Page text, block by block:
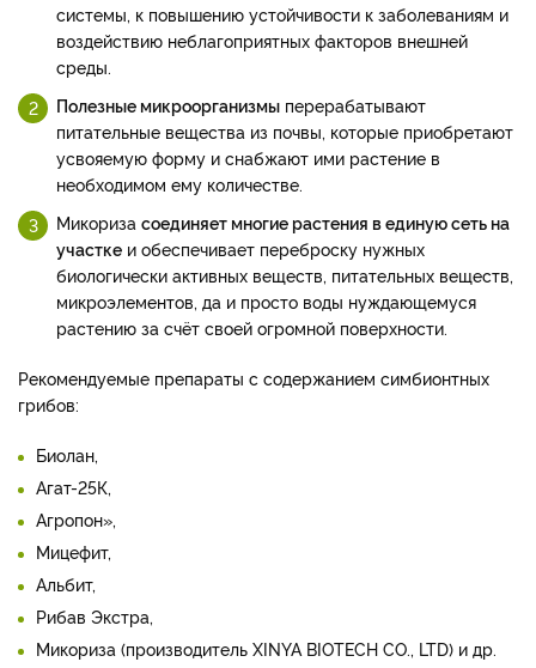
системы, к повышению устойчивости к заболеваниям и
воздействию неблагоприятных факторов внешней
среды.
Полезные микроорганизмы перерабатывают
питательные вещества из почвы, которые приобретают
усвояемую форму и снабжают ими растение в
необходимом ему количестве.
Микориза соединяет многие растения в единую сеть на
участке и обеспечивает переброску нужных
биологически активных веществ, питательных веществ,
микроэлементов, да и просто воды нуждающемуся
растению за счёт своей огромной поверхности.
Рекомендуемые препараты с содержанием симбионтных
грибов:
Биолан,
Агат-25К,
Агропон»,
Мицефит,
Альбит,
Рибав Экстра,
Микориза (производитель XINYA BIOTECH CO., LTD) и др.